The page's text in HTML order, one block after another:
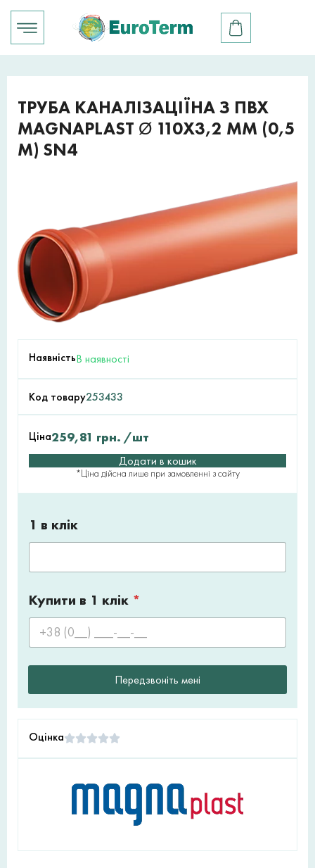
ТРУБА КАНАЛІЗАЦІЇНА З ПВХ
MAGNAPLAST Ø 110X3,2 ММ (0,5
М) SN4
НаявністьВ наявності
Код товару253433
Ціна259,81 грн. /шт
Додати в кошик
*Ціна дійсна лише при замовленні з сайту
1 в клік
Купити в 1 клік *
Передзвоніть мені
Оцінка